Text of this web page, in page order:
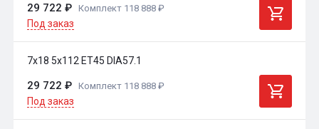
29 722 ₽ Комплект 118 888 ₽
Под заказ
7x18 5x112 ET45 DIA57.1
29 722 ₽ Комплект 118 888 ₽
Под заказ